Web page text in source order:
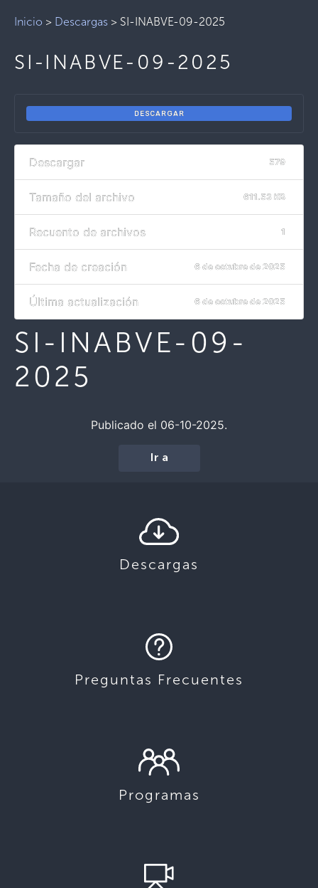
Inicio > Descargas > SI-INABVE-09-2025
SI-INABVE-09-2025
DESCARGAR
Descargar 579
Tamaño del archivo 611.53 KB
Recuento de archivos 1
Fecha de creación 6 de octubre de 2025
Última actualización 6 de octubre de 2025
SI-INABVE-09-
2025
Publicado el 06-10-2025.
Ir a
Descargas
Preguntas Frecuentes
Programas